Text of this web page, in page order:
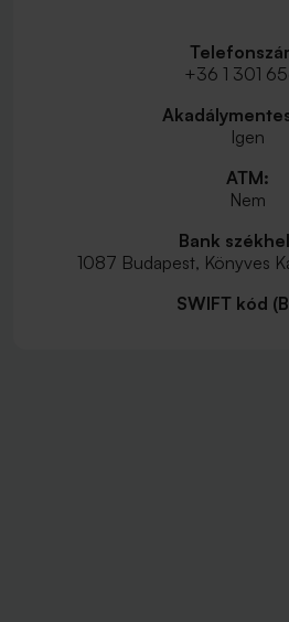
+36 1 301
Igen
ATM:
Nem
Bank
1087 Budapest, Könyves
SWIFT kód